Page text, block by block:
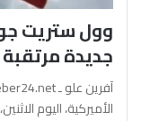
وول ستريت
جديدة
الأميركية، اليوم